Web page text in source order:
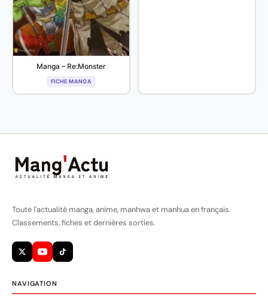
Manga – Re:Monster
FICHE MANGA
Toute l'actualité manga, anime, manhwa et manhua en français.
Classements, fiches et dernières sorties.
NAVIGATION